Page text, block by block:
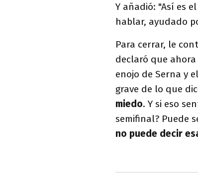
Y añadió: "Así es
hablar, ayudado
Para cerrar, le
declaró que ahora
enojo de Serna y
grave de lo que
miedo. Y si eso
semifinal? Puede
no puede decir